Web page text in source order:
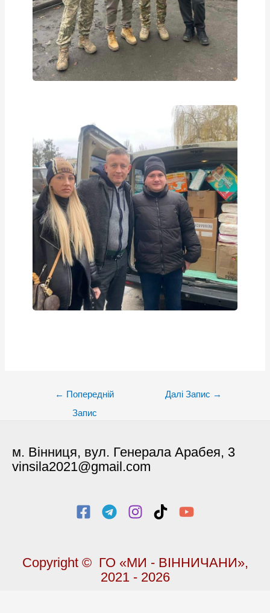
← Попередній
Запис
Далі Запис →
м. Вінниця, вул. Генерала Арабея, 3
vinsila2021@gmail.com
Copyright © ГО «МИ - ВІННИЧАНИ»,
2021 - 2026